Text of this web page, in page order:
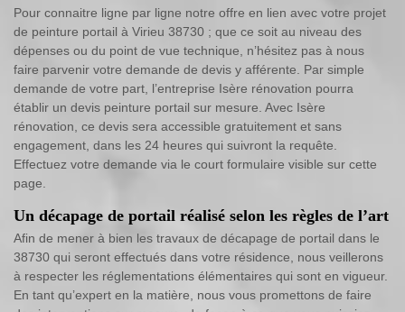
Pour connaitre ligne par ligne notre offre en lien avec votre projet
de peinture portail à Virieu 38730 ; que ce soit au niveau des
dépenses ou du point de vue technique, n’hésitez pas à nous
faire parvenir votre demande de devis y afférente. Par simple
demande de votre part, l’entreprise Isère rénovation pourra
établir un devis peinture portail sur mesure. Avec Isère
rénovation, ce devis sera accessible gratuitement et sans
engagement, dans les 24 heures qui suivront la requête.
Effectuez votre demande via le court formulaire visible sur cette
page.
Un décapage de portail réalisé selon les règles de l’art
Afin de mener à bien les travaux de décapage de portail dans le
38730 qui seront effectués dans votre résidence, nous veillerons
à respecter les réglementations élémentaires qui sont en vigueur.
En tant qu’expert en la matière, nous vous promettons de faire